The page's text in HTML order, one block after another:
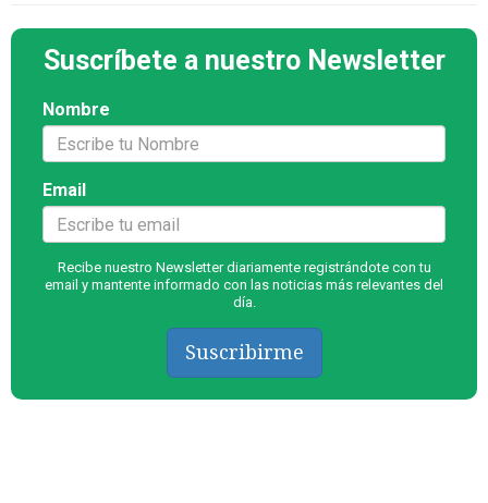
Suscríbete a nuestro Newsletter
Nombre
Email
Recibe nuestro Newsletter diariamente registrándote con tu
email y mantente informado con las noticias más relevantes del
día.
Suscribirme